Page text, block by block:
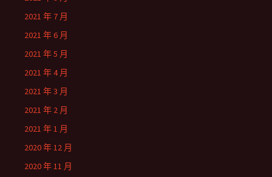
2021 年 7 月
2021 年 6 月
2021 年 5 月
2021 年 4 月
2021 年 3 月
2021 年 2 月
2021 年 1 月
2020 年 12 月
2020 年 11 月